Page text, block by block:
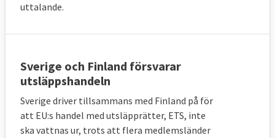
uttalande.
Sverige och Finland försvarar
utsläppshandeln
Sverige driver tillsammans med Finland på för
att EU:s handel med utsläpprätter, ETS, inte
ska vattnas ur, trots att flera medlemsländer